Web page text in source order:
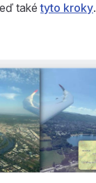
takétyto kroky.